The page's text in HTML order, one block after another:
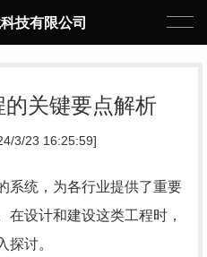
技有限公司
关键要点解析
3/23 16:25:59]
系统，为各行业提供了重要
在设计和建设这类工程时，
探讨。